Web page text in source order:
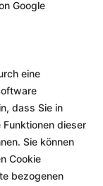
Google
eine
dass Sie in
dieser
Sie können
Cookie
bezogenen